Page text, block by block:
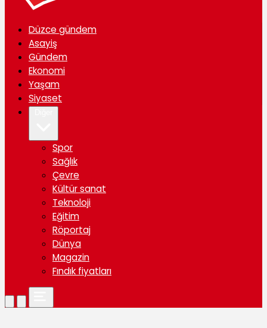
Düzce gündem
Asayiş
Gündem
Ekonomi
Yaşam
Siyaset
Spor
Sağlık
Çevre
Kültür sanat
Teknoloji
Eğitim
Röportaj
Dünya
Magazin
Fındık fiyatları